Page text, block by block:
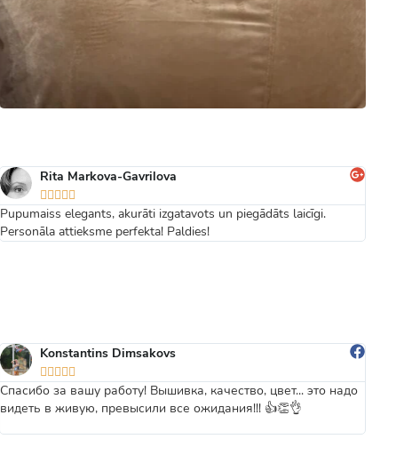
Rita Markova-Gavrilova

Pupumaiss elegants, akurāti izgatavots un piegādāts laicīgi.
Personāla attieksme perfekta! Paldies!
Konstantins Dimsakovs

Спасибо за вашу работу! Вышивка, качество, цвет... это надо
видеть в живую, превысили все ожидания!!! 👍👏👌